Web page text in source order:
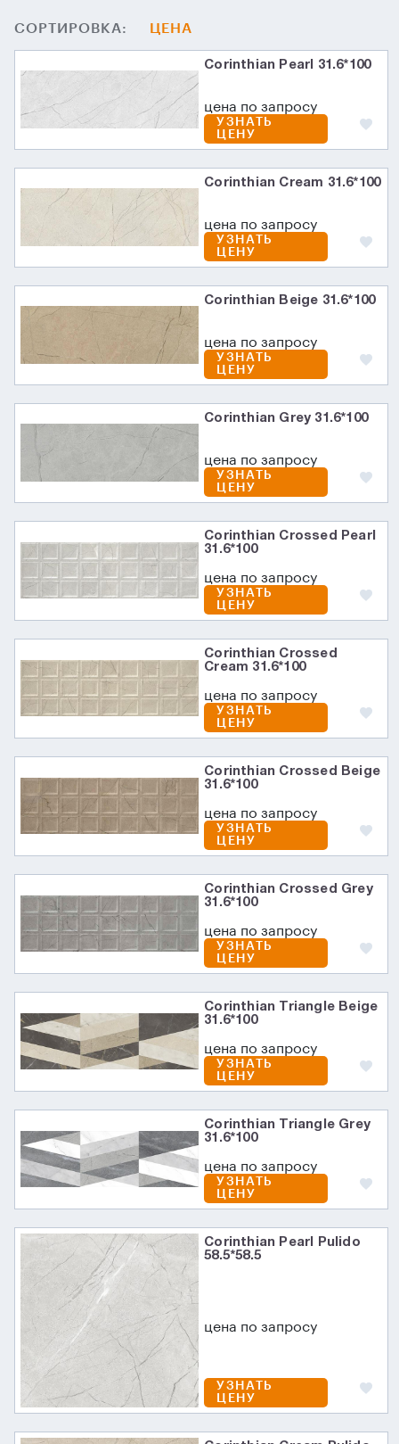
СОРТИРОВКА: ЦЕНА
Corinthian Pearl 31.6*100
цена по запросу
УЗНАТЬ
ЦЕНУ
Corinthian Cream 31.6*100
цена по запросу
УЗНАТЬ
ЦЕНУ
Corinthian Beige 31.6*100
цена по запросу
УЗНАТЬ
ЦЕНУ
Corinthian Grey 31.6*100
цена по запросу
УЗНАТЬ
ЦЕНУ
Corinthian Crossed Pearl
31.6*100
цена по запросу
УЗНАТЬ
ЦЕНУ
Corinthian Crossed
Cream 31.6*100
цена по запросу
УЗНАТЬ
ЦЕНУ
Corinthian Crossed Beige
31.6*100
цена по запросу
УЗНАТЬ
ЦЕНУ
Corinthian Crossed Grey
31.6*100
цена по запросу
УЗНАТЬ
ЦЕНУ
Corinthian Triangle Beige
31.6*100
цена по запросу
УЗНАТЬ
ЦЕНУ
Corinthian Triangle Grey
31.6*100
цена по запросу
УЗНАТЬ
ЦЕНУ
Corinthian Pearl Pulido
58.5*58.5
цена по запросу
УЗНАТЬ
ЦЕНУ